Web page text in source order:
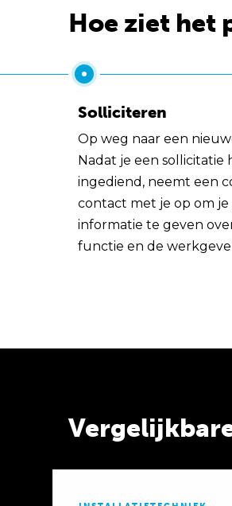
Hoe ziet het
Solliciteren
Op weg naar een
Nadat je een sollicitatie
ingediend, neemt een
contact met je op om je
informatie te geven
functie en de